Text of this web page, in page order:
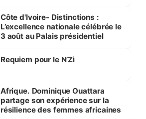
Bassam
Côte d'Ivoire- Distinctions :
L’excellence nationale célébrée le
3 août au Palais présidentiel
Requiem pour le N’Zi
Afrique. Dominique Ouattara
partage son expérience sur la
résilience des femmes africaines